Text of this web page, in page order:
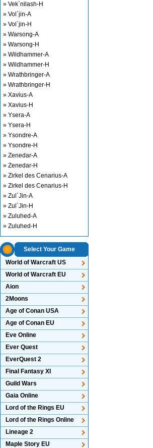
» Vek`nilash-H
» Vol`jin-A
» Vol`jin-H
» Warsong-A
» Warsong-H
» Wildhammer-A
» Wildhammer-H
» Wrathbringer-A
» Wrathbringer-H
» Xavius-A
» Xavius-H
» Ysera-A
» Ysera-H
» Ysondre-A
» Ysondre-H
» Zenedar-A
» Zenedar-H
» Zirkel des Cenarius-A
» Zirkel des Cenarius-H
» Zul`Jin-A
» Zul`Jin-H
» Zuluhed-A
» Zuluhed-H
Select Your Game
World of Warcraft US
World of Warcraft EU
Aion
2Moons
Age of Conan USA
Age of Conan EU
Eve Online
Ever Quest
EverQuest 2
Final Fantasy XI
Guild Wars
Gaia Online
Lord of the Rings EU
Lord of the Rings Online
Lineage 2
Maple Story EU